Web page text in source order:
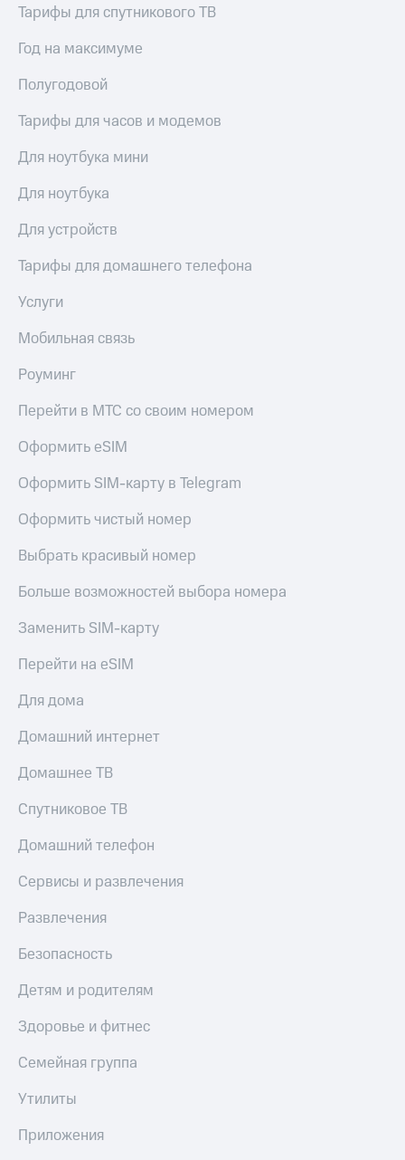
Тарифы для спутникового ТВ
Год на максимуме
Полугодовой
Тарифы для часов и модемов
Для ноутбука мини
Для ноутбука
Для устройств
Тарифы для домашнего телефона
Услуги
Мобильная связь
Роуминг
Перейти в МТС со своим номером
Оформить eSIM
Оформить SIM-карту в Telegram
Оформить чистый номер
Выбрать красивый номер
Больше возможностей выбора номера
Заменить SIM-карту
Перейти на eSIM
Для дома
Домашний интернет
Домашнее ТВ
Спутниковое ТВ
Домашний телефон
Сервисы и развлечения
Развлечения
Безопасность
Детям и родителям
Здоровье и фитнес
Семейная группа
Утилиты
Приложения